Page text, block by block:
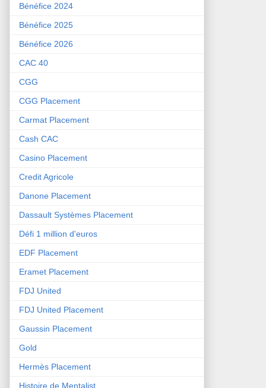
Bénéfice 2024
Bénéfice 2025
Bénéfice 2026
CAC 40
CGG
CGG Placement
Carmat Placement
Cash CAC
Casino Placement
Credit Agricole
Danone Placement
Dassault Systèmes Placement
Défi 1 million d'euros
EDF Placement
Eramet Placement
FDJ United
FDJ United Placement
Gaussin Placement
Gold
Hermès Placement
Histoire de Mentalist